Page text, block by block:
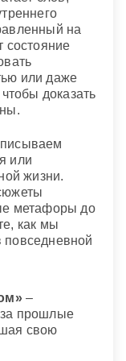
на
состояние
или даже
доказать
или
жизни.
метафоры до
как мы
–
за прошлые
свою